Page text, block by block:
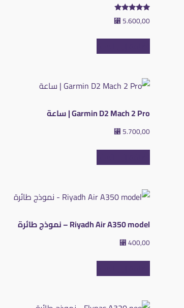
تم التقييم
5.00
⃁5.600,00
Garmin D2 Mach 2 Pro | ساعة
⃁5.700,00
Riyadh Air A350 model – نموذج طائرة
⃁400,00